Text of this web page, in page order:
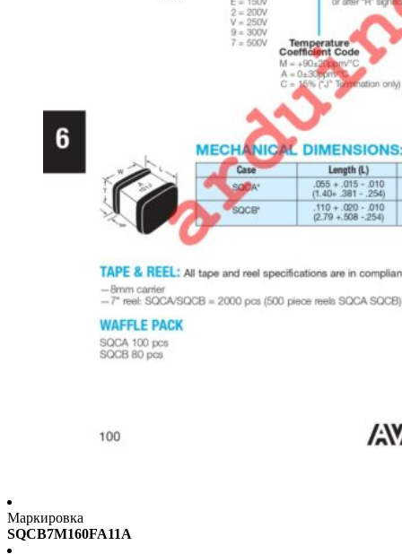
Маркировка
SQCB7M160FA11A